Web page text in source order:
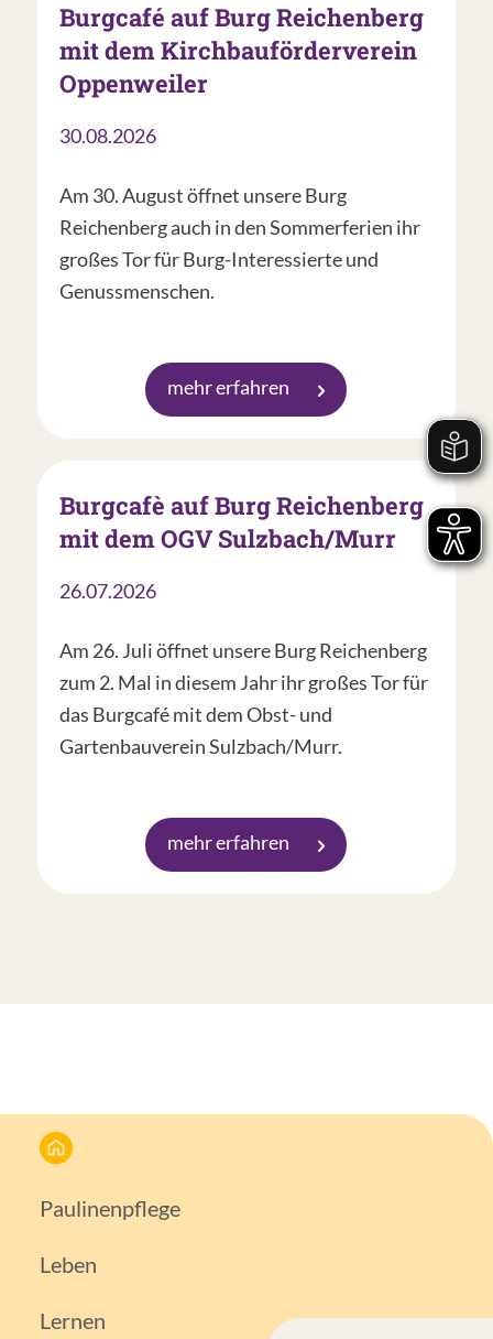
Burgcafé auf Burg Reichenberg
mit dem Kirchbauförderverein
Oppenweiler
30.08.2026
Am 30. August öffnet unsere Burg
Reichenberg auch in den Sommerferien ihr
großes Tor für Burg-Interessierte und
Genussmenschen.
mehr erfahren
Burgcafè auf Burg Reichenberg
mit dem OGV Sulzbach/Murr
26.07.2026
Am 26. Juli öffnet unsere Burg Reichenberg
zum 2. Mal in diesem Jahr ihr großes Tor für
das Burgcafé mit dem Obst- und
Gartenbauverein Sulzbach/Murr.
mehr erfahren
Paulinenpflege
Leben
Lernen